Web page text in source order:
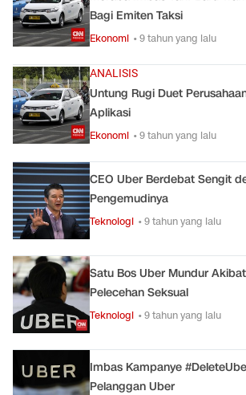
Bagi Emiten Taksi
Ekonomi • 9 tahun yang lalu
ANALISIS
Untung Rugi Duet
Aplikasi
Ekonomi • 9 tahun yang lalu
CEO Uber Berdebat Sengit
Pengemudinya
Teknologi • 9 tahun yang lalu
Satu Bos Uber Mundur
Pelecehan Seksual
Teknologi • 9 tahun yang lalu
Imbas Kampanye
Pelanggan Uber